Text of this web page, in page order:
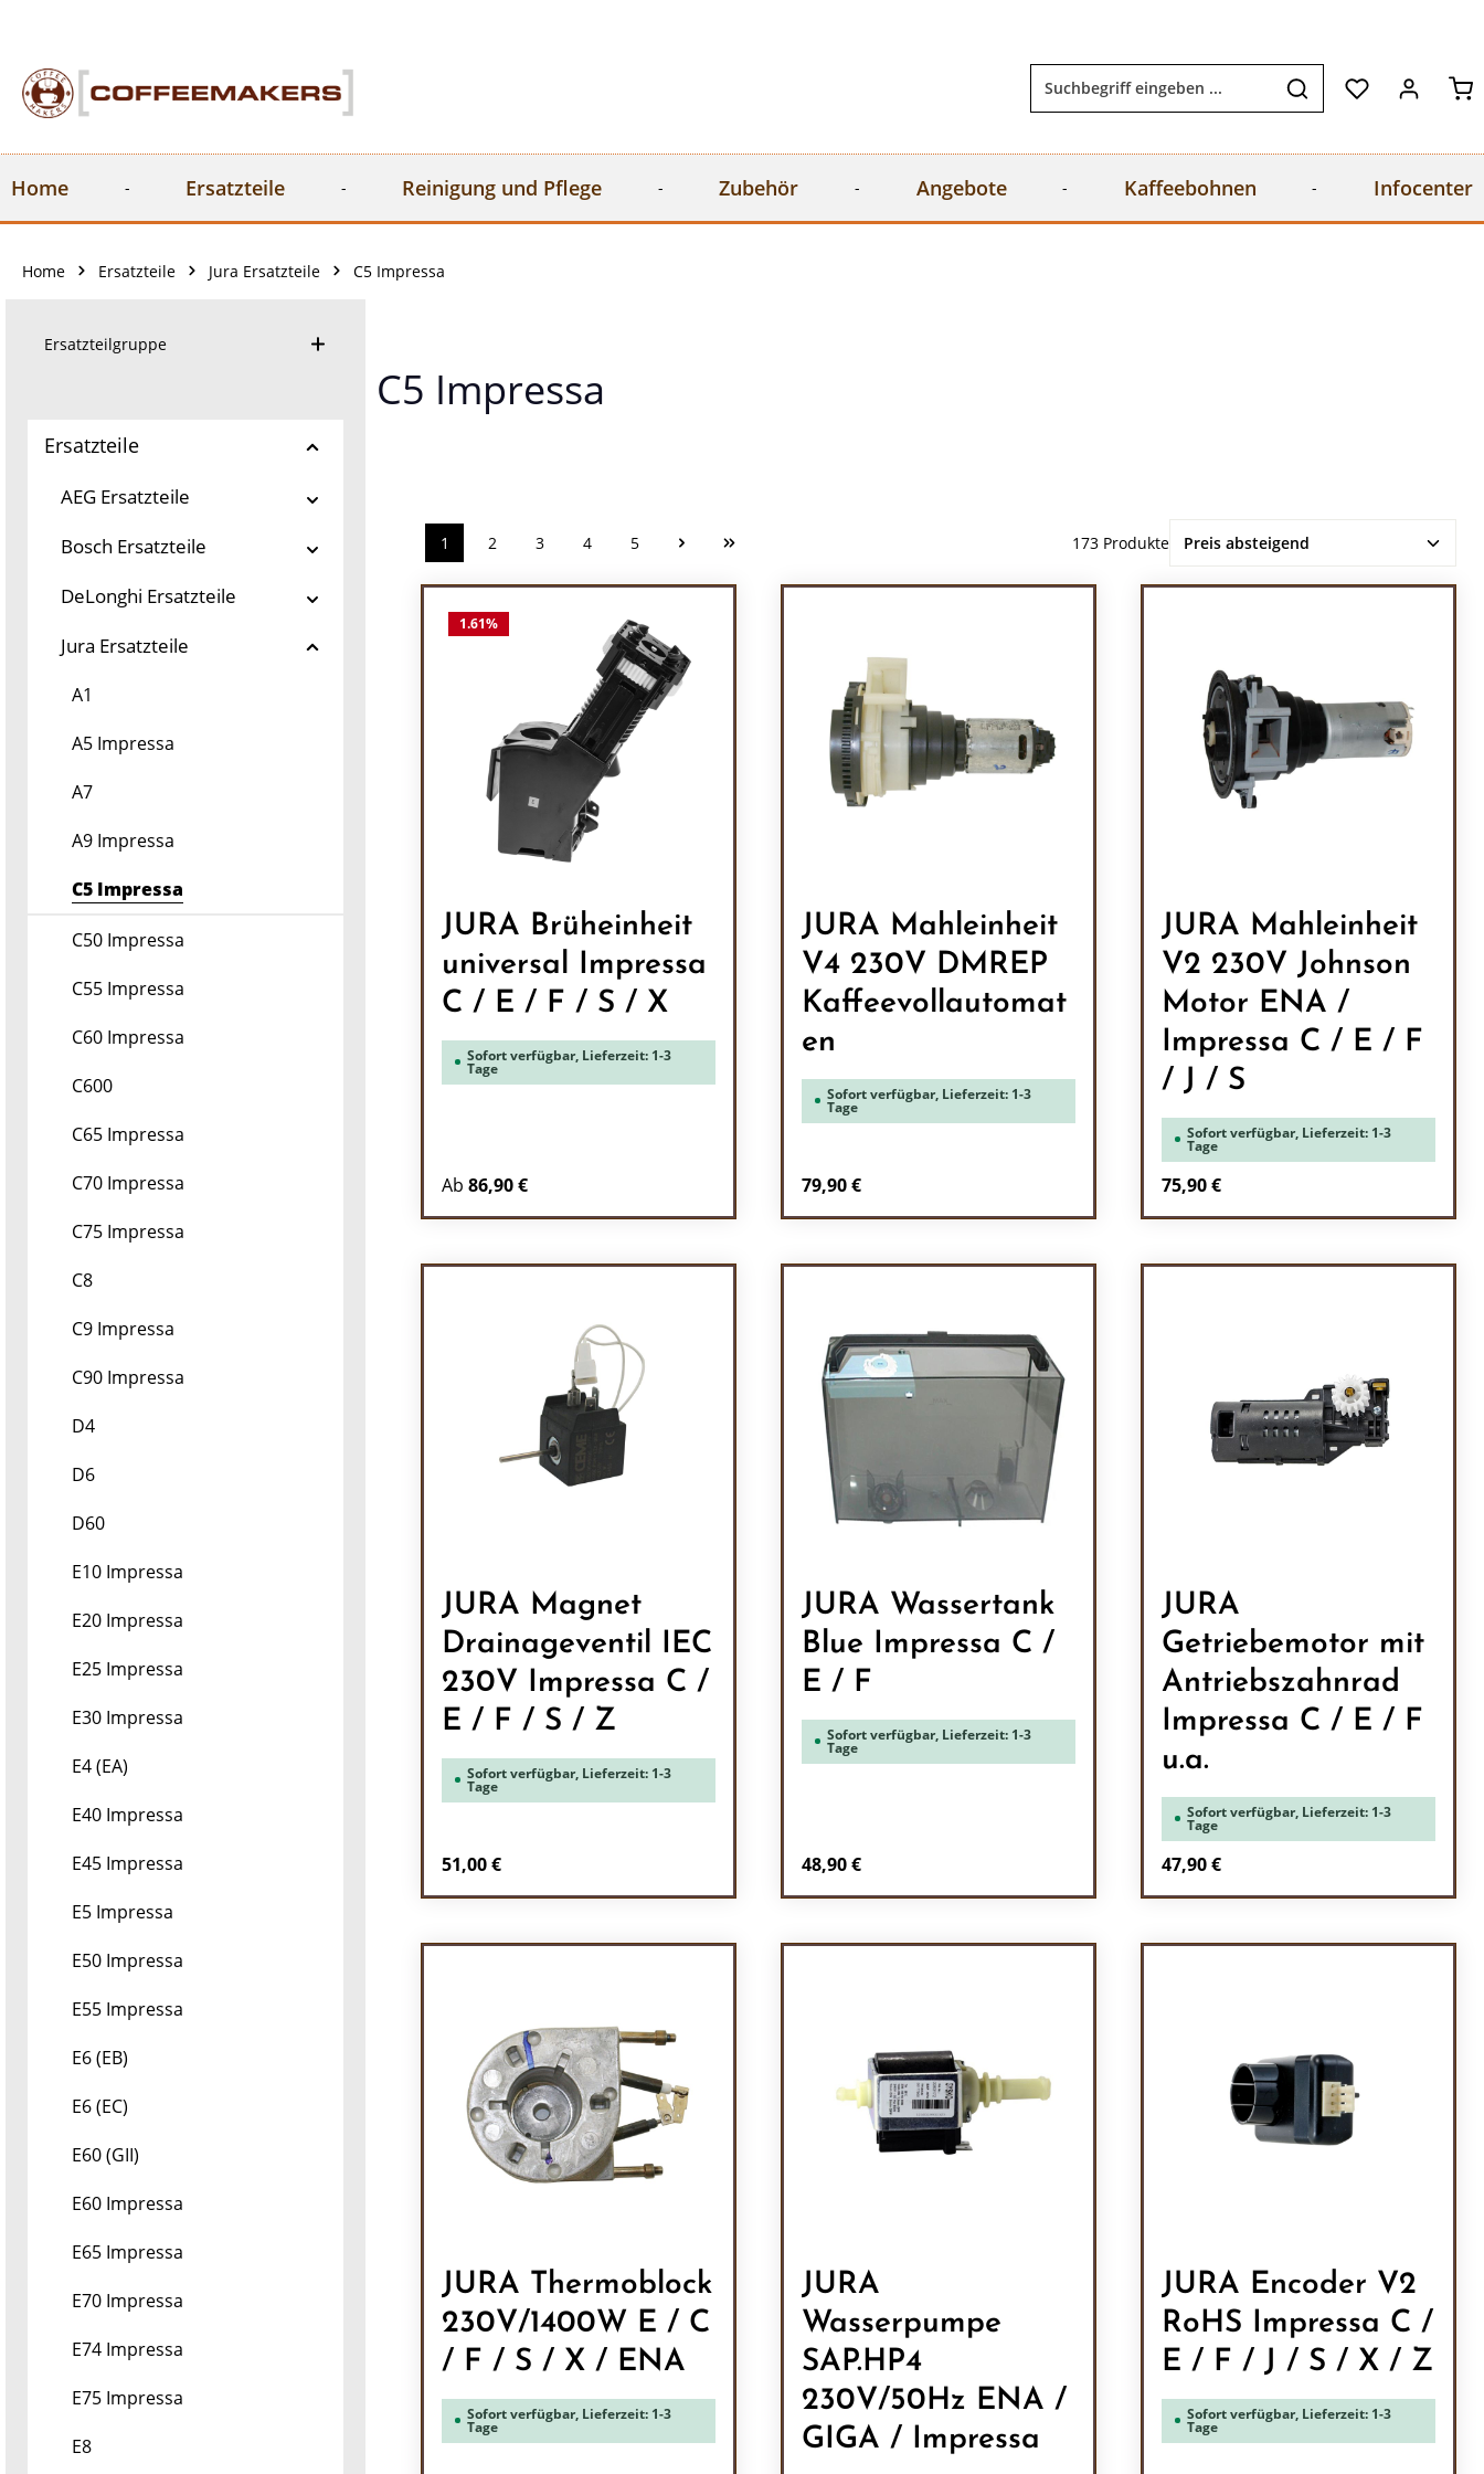
Home Ersatzteile Reinigung und Pflege Zubehör Angebote Kaffeebohnen Infocenter
Home Ersatzteile Jura Ersatzteile C5 Impressa
Ersatzteilgruppe
Ersatzteile
AEG Ersatzteile
Bosch Ersatzteile
DeLonghi Ersatzteile
Jura Ersatzteile
A1
A5 Impressa
A7
A9 Impressa
C5 Impressa
C50 Impressa
C55 Impressa
C60 Impressa
C600
C65 Impressa
C70 Impressa
C75 Impressa
C8
C9 Impressa
C90 Impressa
D4
D6
D60
E10 Impressa
E20 Impressa
E25 Impressa
E30 Impressa
E4 (EA)
E40 Impressa
E45 Impressa
E5 Impressa
E50 Impressa
E55 Impressa
E6 (EB)
E6 (EC)
E60 (GII)
E60 Impressa
E65 Impressa
E70 Impressa
E74 Impressa
E75 Impressa
E8
C5 Impressa
Seite
1 Seite
2 Seite
3 Seite
4 Seite
5 173 Produkte
1.61%
JURA Brüheinheit
universal Impressa
C / E / F / S / X
Sofort verfügbar, Lieferzeit: 1-3
Tage
Ab 86,90 €
JURA Mahleinheit
V4 230V DMREP
Kaffeevollautomat
en
Sofort verfügbar, Lieferzeit: 1-3
Tage
Regulärer Preis:
79,90 €
JURA Mahleinheit
V2 230V Johnson
Motor ENA /
Impressa C / E / F
/ J / S
Sofort verfügbar, Lieferzeit: 1-3
Tage
Regulärer Preis:
75,90 €
JURA Magnet
Drainageventil IEC
230V Impressa C /
E / F / S / Z
Sofort verfügbar, Lieferzeit: 1-3
Tage
Regulärer Preis:
51,00 €
JURA Wassertank
Blue Impressa C /
E / F
Sofort verfügbar, Lieferzeit: 1-3
Tage
Regulärer Preis:
48,90 €
JURA
Getriebemotor mit
Antriebszahnrad
Impressa C / E / F
u.a.
Sofort verfügbar, Lieferzeit: 1-3
Tage
Regulärer Preis:
47,90 €
JURA Thermoblock
230V/1400W E / C
/ F / S / X / ENA
Sofort verfügbar, Lieferzeit: 1-3
Tage
JURA
Wasserpumpe
SAP.HP4
230V/50Hz ENA /
GIGA / Impressa
JURA Encoder V2
RoHS Impressa C /
E / F / J / S / X / Z
Sofort verfügbar, Lieferzeit: 1-3
Tage